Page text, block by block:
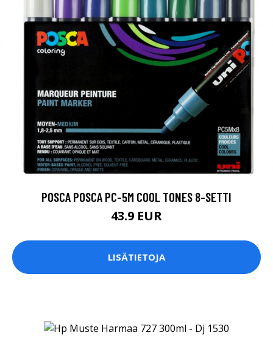
POSCA POSCA PC-5M COOL TONES 8-SETTI
43.9 EUR
LISÄTIETOJA